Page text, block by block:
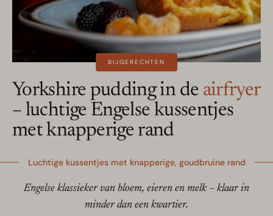
BIJGERECHTEN
Yorkshire pudding in de airfryer
– luchtige Engelse kussentjes
met knapperige rand
Luchtige kussentjes met knapperige, goudbruine rand
Engelse klassieker van bloem, eieren en melk – klaar in
minder dan een kwartier.